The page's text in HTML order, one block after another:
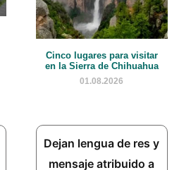
Cinco lugares para visitar
en la Sierra de Chihuahua
01.08.2026
Next
Post:
Dejan lengua de res y
mensaje atribuido a